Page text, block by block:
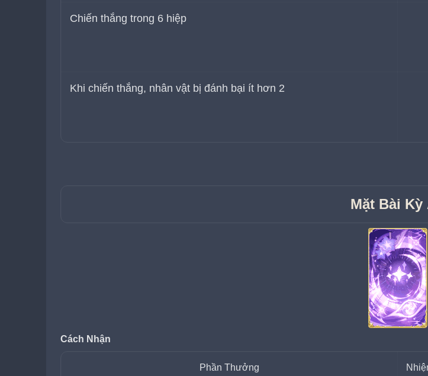
Chiến thắng trong 6 hiệp
Khi chiến thắng, nhân vật bị đánh bại ít hơn 2
Mặt Bài Kỳ
Cách Nhận
Phần Thưởng